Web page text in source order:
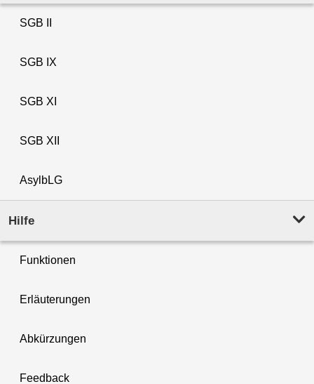
SGB II
SGB IX
SGB XI
SGB XII
AsylbLG
Hilfe
Funktionen
Erläuterungen
Abkürzungen
Feedback